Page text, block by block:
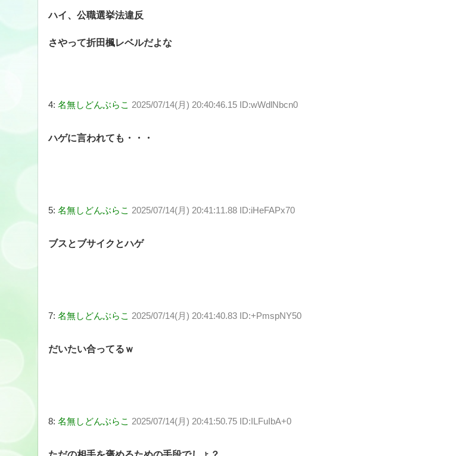
ハイ、公職選挙法違反
さやって折田楓レベルだよな
4: 名無しどんぶらこ 2025/07/14(月) 20:40:46.15 ID:wWdlNbcn0
ハゲに言われても・・・
5: 名無しどんぶらこ 2025/07/14(月) 20:41:11.88 ID:iHeFAPx70
ブスとブサイクとハゲ
7: 名無しどんぶらこ 2025/07/14(月) 20:41:40.83 ID:+PmspNY50
だいたい合ってるｗ
8: 名無しどんぶらこ 2025/07/14(月) 20:41:50.75 ID:ILFuIbA+0